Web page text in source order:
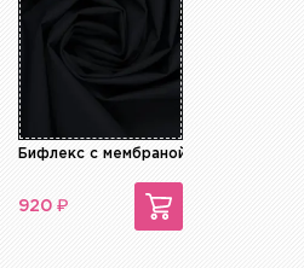
Бифлекс с мембраной
920 ₽